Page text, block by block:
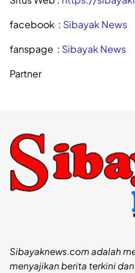
facebook : Sibayak News
fanspage : Sibayak News
Partner
Sibayaknews.com adalah
menyajikan berita terkini